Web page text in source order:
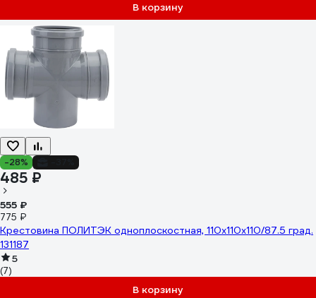
В корзину
-28%
485 ₽
555 ₽
775 ₽
Крестовина ПОЛИТЭК одноплоскостная, 110х110х110/87.5 град.
131187
5
(7)
В корзину